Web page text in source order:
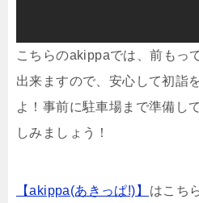
こちらのakippaでは、前もっ
出来ますので、安心して初詣
よ！事前に駐車場まで準備し
しみましょう！
【akippa(あきっぱ!)】 はこち